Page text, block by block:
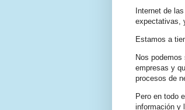
Internet de
expectativas,
Estamos a
Nos
empresas y
procesos de
Pero en todo
información y